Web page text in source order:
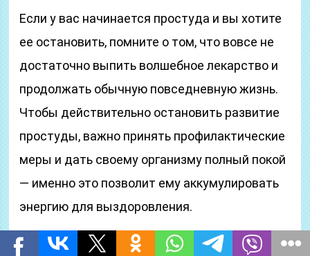
Если у вас начинается простуда и вы хотите
ее остановить, помните о том, что вовсе не
достаточно выпить волшебное лекарство и
продолжать обычную повседневную жизнь.
Чтобы действительно остановить развитие
простуды, важно принять профилактические
меры и дать своему организму полный покой
— именно это позволит ему аккумулировать
энергию для выздоровления.
Однако учитывайте, что симптомы простуды